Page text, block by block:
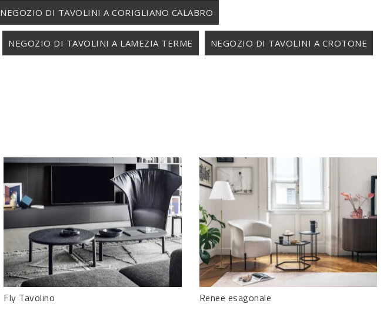
NEGOZIO DI TAVOLINI A CORIGLIANO CALABRO
NEGOZIO DI TAVOLINI A LAMEZIA TERME NEGOZIO DI TAVOLINI A CROTONE
Fly Tavolino Renee esagonale